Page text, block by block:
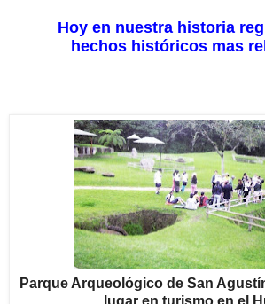
Hoy en nuestra historia
hechos históricos mas
Parque Arqueológico de San
lugar en turismo en el